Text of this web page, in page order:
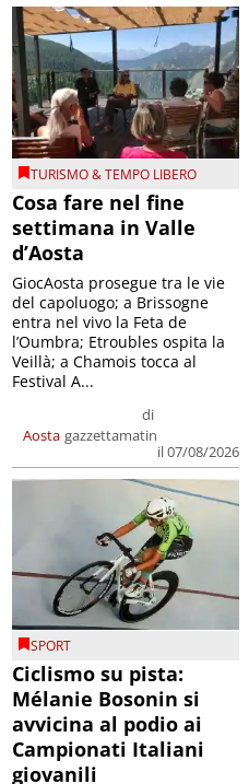
TURISMO & TEMPO LIBERO
Cosa fare nel fine
settimana in Valle
d’Aosta
Aosta
di
gazzettamatin
il 07/08/2026
GiocAosta prosegue tra le vie
del capoluogo; a Brissogne
entra nel vivo la Feta de
l’Oumbra; Etroubles ospita la
Veillà; a Chamois tocca al
Festival A...
SPORT
Ciclismo su pista:
Mélanie Bosonin si
avvicina al podio ai
Campionati Italiani
giovanili